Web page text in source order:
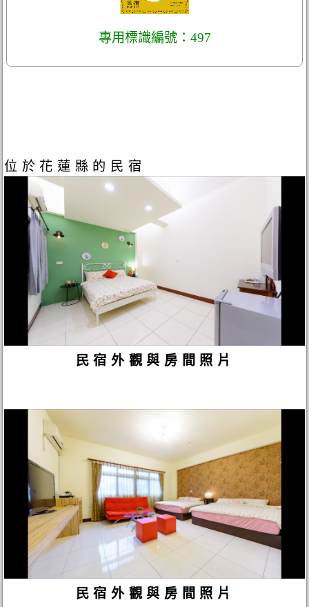
專用標識編號：497
位於花蓮縣的民宿
民宿外觀與房間照片
民宿外觀與房間照片